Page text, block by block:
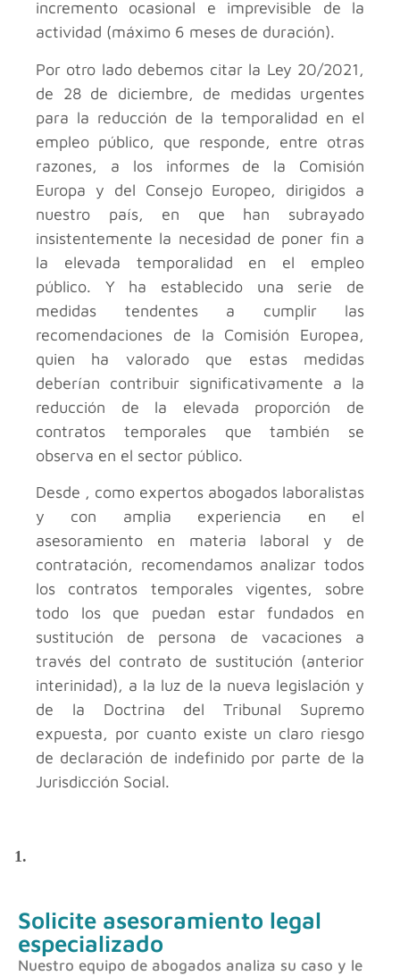
incremento ocasional e imprevisible de la
actividad (máximo 6 meses de duración).
Por otro lado debemos citar la Ley 20/2021,
de 28 de diciembre, de medidas urgentes
para la reducción de la temporalidad en el
empleo público, que responde, entre otras
razones, a los informes de la Comisión
Europa y del Consejo Europeo, dirigidos a
nuestro país, en que han subrayado
insistentemente la necesidad de poner fin a
la elevada temporalidad en el empleo
público. Y ha establecido una serie de
medidas tendentes a cumplir las
recomendaciones de la Comisión Europea,
quien ha valorado que estas medidas
deberían contribuir significativamente a la
reducción de la elevada proporción de
contratos temporales que también se
observa en el sector público.
Desde , como expertos abogados laboralistas
y con amplia experiencia en el
asesoramiento en materia laboral y de
contratación, recomendamos analizar todos
los contratos temporales vigentes, sobre
todo los que puedan estar fundados en
sustitución de persona de vacaciones a
través del contrato de sustitución (anterior
interinidad), a la luz de la nueva legislación y
de la Doctrina del Tribunal Supremo
expuesta, por cuanto existe un claro riesgo
de declaración de indefinido por parte de la
Jurisdicción Social.
1.
Solicite asesoramiento legal
especializado
Nuestro equipo de abogados analiza su caso y le